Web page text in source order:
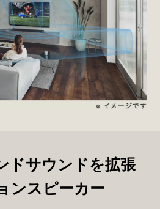
ドサウンドを拡張
ンスピーカー